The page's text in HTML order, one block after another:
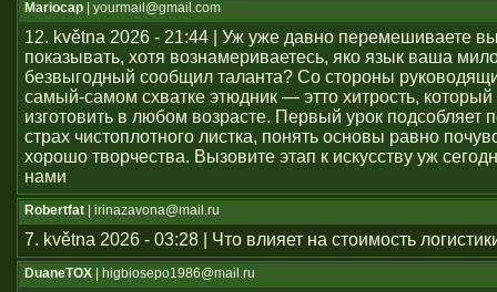
Mariocap | yourmail@gmail.com
12. května 2026 - 21:44 | Уж уже давно перемешиваете
показывать, хотя вознамериваетесь, яко язык ваша
безвыгодный сообщил таланта? Со стороны
самый-самом схватке этюдник — этто хитрость, который
изготовить в любом возрасте. Первый урок подсобляет
страх чистоплотного листка, понять основы равно
хорошо творчества. Вызовите этап к искусству уж
нами
Robertfat | irinazavona@mail.ru
7. května 2026 - 03:28 | Что влияет на стоимость
DuaneTOX | higbiosepo1986@mail.ru